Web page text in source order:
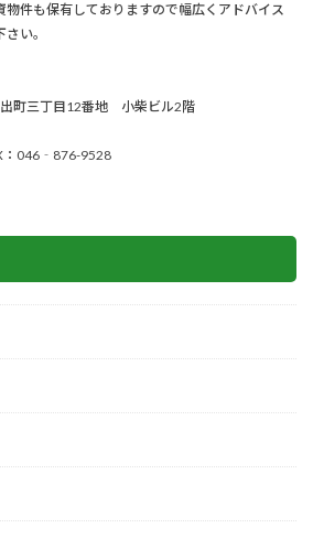
物件も保有しておりますので幅広くアドバイス
い。
町三丁目12番地 小柴ビル2階
046‐876-9528